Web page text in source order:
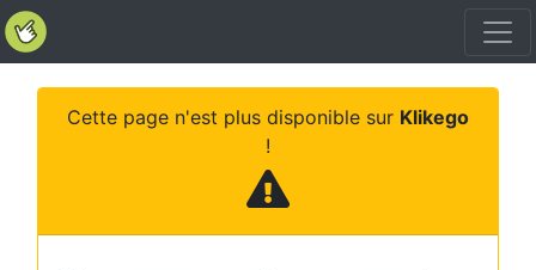
Cette page n'est plus disponible sur Klikego
!